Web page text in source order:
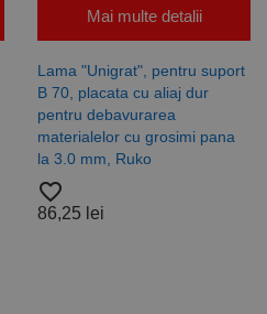
Mai multe detalii
Lama "Unigrat", pentru suport
B 70, placata cu aliaj dur
pentru debavurarea
materialelor cu grosimi pana
la 3.0 mm, Ruko
favorite_border
86,25 lei
de serviciul
pentru a
aminti
preferințele
consimțământ
ale cookie-